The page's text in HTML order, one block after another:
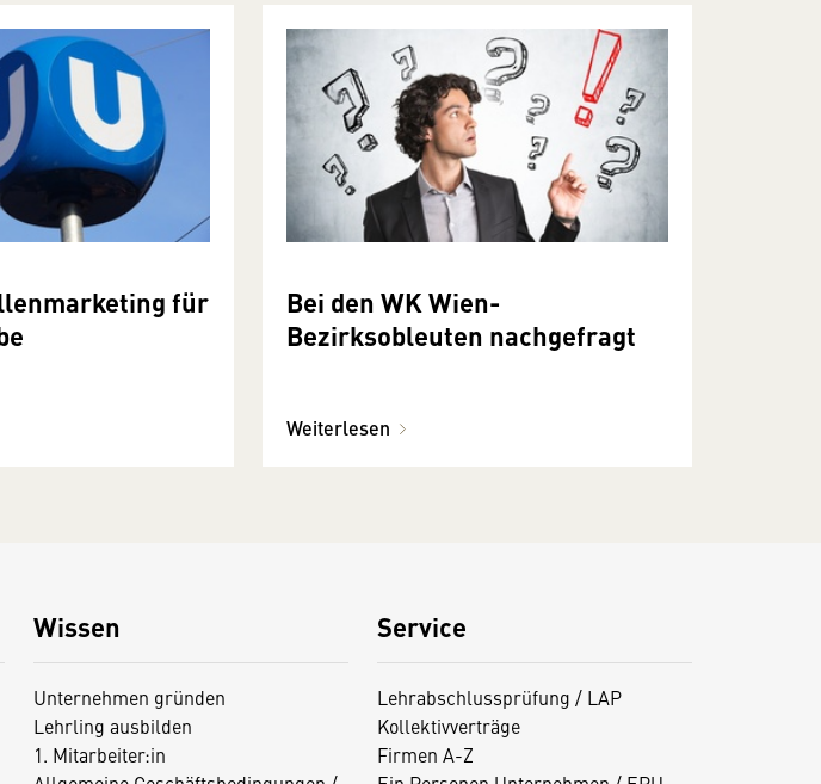
für
Bei den WK Wien-
Bezirksobleuten nachgefragt
Weiterlesen
Wissen
Unternehmen gründen
Lehrling ausbilden
1. Mitarbeiter:in
Service
Lehrabschlussprüfung / LAP
Kollektivverträge
Firmen A-Z